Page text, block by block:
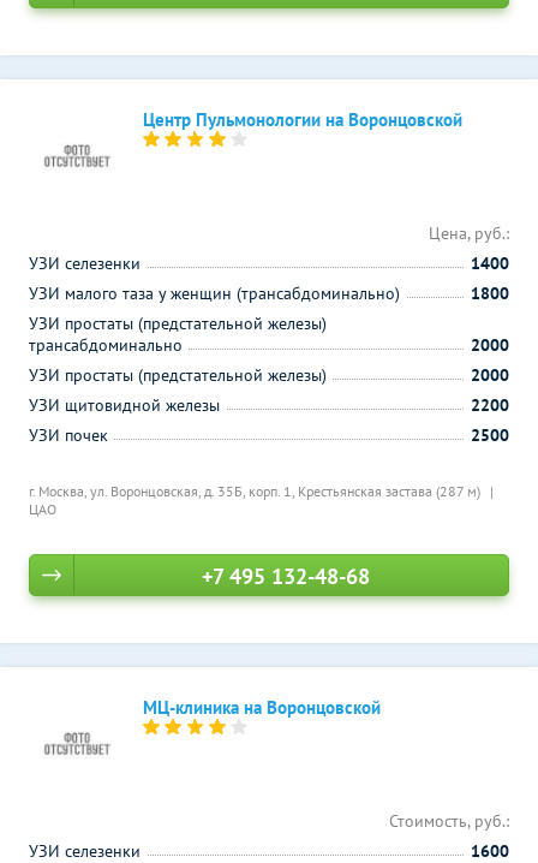
Центр Пульмонологии на Воронцовской
г. Москва, ул. Воронцовская, д. 35Б, корп. 1, Крестьянская застава (287 м)
ЦАО
Цена, руб.:
УЗИ селезенки
1400
УЗИ малого таза у женщин (трансабдоминально)
1800
УЗИ простаты (предстательной железы)
трансабдоминально
2000
УЗИ простаты (предстательной железы)
2000
УЗИ щитовидной железы
2200
УЗИ почек
2500
+7 495 132-48-68
МЦ-клиника на Воронцовской
Стоимость, руб.:
УЗИ селезенки
1600